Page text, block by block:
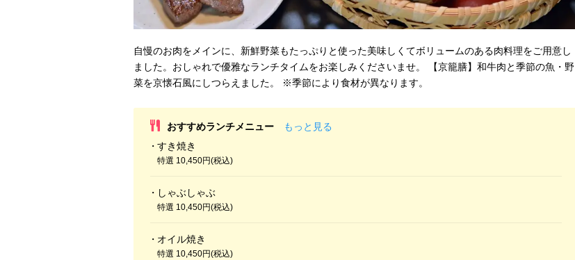
自慢のお肉をメインに、新鮮野菜もたっぷりと使った美味しくてボリュームのある肉料理をご用意し
ました。おしゃれで優雅なランチタイムをお楽しみくださいませ。 【京籠膳】和牛肉と季節の魚・野
菜を京懐石風にしつらえました。 ※季節により食材が異なります。
おすすめランチメニュー
もっと見る
すき焼き
特選 10,450円(税込)
しゃぶしゃぶ
特選 10,450円(税込)
オイル焼き
特選 10,450円(税込)